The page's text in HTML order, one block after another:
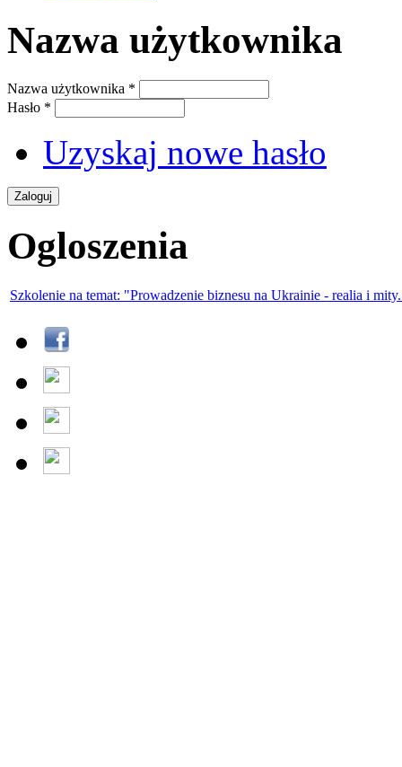
Nazwa użytkownika
Nazwa użytkownika *
Hasło *
Uzyskaj nowe hasło
Ogloszenia
Szkolenie na temat: "Prowadzenie biznesu na Ukrainie - realia i